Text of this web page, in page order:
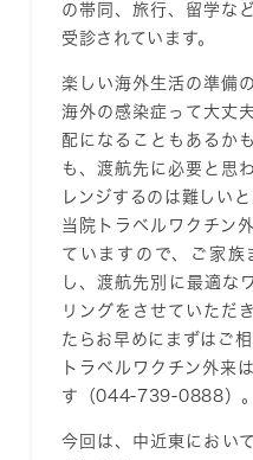
の帯同、旅行、留学な
受診されています。
楽しい海外生活の準備
海外の感染症って大丈
配になることもあるか
も、渡航先に必要と思
レンジするのは難しいと
当院トラベルワクチン
ていますので、ご家族
し、渡航先別に最適な
リングをさせていただ
たらお早めにまずはご相
トラベルワクチン外来
す（044-739-0888）。
今回は、中近東におい